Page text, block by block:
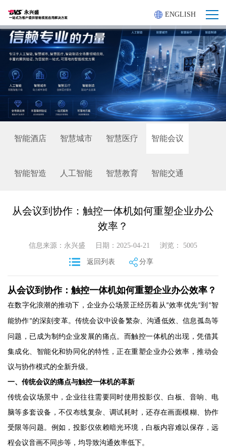
ENGLISH
智能酒店 智慧城市 智慧医疗 智能会议
智能智造 人工智能 智慧教育 智能交通
从会议到协作：触控一体机如何重塑企业办公
效率？
信息来源：永兴盛 日期：2025-04-21 浏览： 5005
返回列表 分享
从会议到协作：触控一体机如何重塑企业办公效率？
在数字化浪潮的推动下，企业办公场景正经历着从 “效率优先”到 “智
能协作”的深刻变革。传统会议中设备繁杂、沟通低效、信息孤岛等
问题，已成为制约企业发展的痛点。而触控一体机的出现，凭借其
集成化、智能化和协同化的特性，正在重塑企业办公效率，推动会
议与协作模式的全新升级。
一、传统会议的痛点与触控一体机的革新
传统会议场景中，企业往往需要同时使用投影仪、白板、音响、电
脑等多套设备，不仅布线复杂、调试耗时，还存在画面模糊、协作
受限等问题。例如，投影仪依赖暗光环境，白板内容难以保存，远
程会议音画不同步等，均导致沟通效率低下。